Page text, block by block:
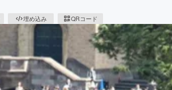
埋め込み QRコード